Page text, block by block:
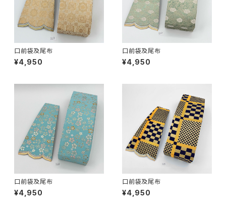
口前袋及尾布
¥4,950
口前袋及尾布
¥4,950
口前袋及尾布
¥4,950
口前袋及尾布
¥4,950